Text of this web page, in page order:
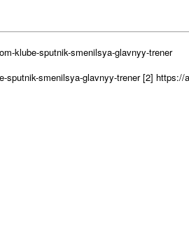
klube-sputnik-smenilsya-glavnyy-trener
sputnik-smenilsya-glavnyy-trener [2] https://